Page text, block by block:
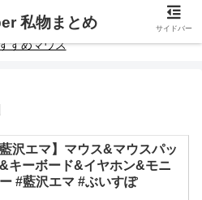
エンサーの私物まとめです。
すめマウス
藍沢エマ】マウス&マウスパッ
&キーボード&イヤホン&モニ
#藍沢エマ #ぶいすぽ
私物まとめ サイドバー